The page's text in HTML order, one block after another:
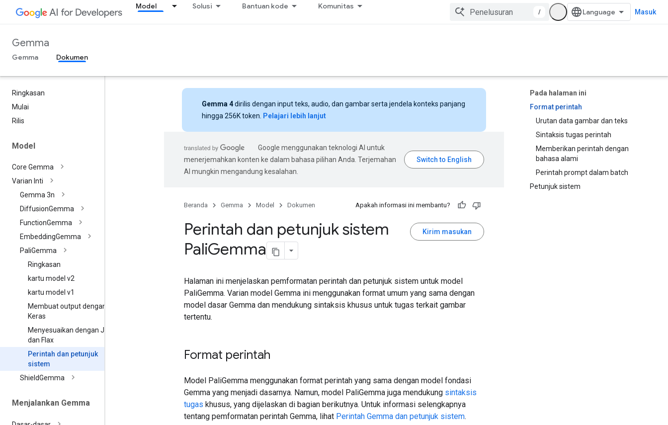
Model Solusi Bantuan kode Komunitas
/ Masuk
Gemma
Gemma Dokumen
Ringkasan
Mulai
Rilis
Model
Core Gemma
Varian Inti
Gemma 3n
DiffusionGemma
FunctionGemma
EmbeddingGemma
PaliGemma
Ringkasan
kartu model v2
kartu model v1
Membuat output dengan
Keras
Menyesuaikan dengan JAX
dan Flax
Perintah dan petunjuk
sistem
ShieldGemma
Menjalankan Gemma
Pada halaman ini
Format perintah
Urutan data gambar dan teks
Sintaksis tugas perintah
Memberikan perintah dengan
bahasa alami
Perintah prompt dalam batch
Petunjuk sistem
Gemma 4dirilis dengan input teks, audio, dan gambar serta jendela konteks panjang
hingga 256K token.
Pelajari lebih lanjut
Google menggunakan teknologi AI untuk
menerjemahkan konten ke dalam bahasa pilihan Anda. Terjemahan
AI mungkin mengandung kesalahan.
Beranda Gemma Model Dokumen Apakah informasi ini membantu?
Kirim masukan
Perintah dan petunjuk sistem
PaliGemma
Halaman ini menjelaskan pemformatan perintah dan petunjuk sistem untuk model
PaliGemma. Varian model Gemma ini menggunakan format umum yang sama dengan
model dasar Gemma dan mendukung sintaksis khusus untuk tugas terkait gambar
tertentu.
Format perintah
Model PaliGemma menggunakan format perintah yang sama dengan model fondasi
Gemma yang menjadi dasarnya. Namun, model PaliGemma juga mendukung sintaksis
tugas khusus, yang dijelaskan di bagian berikutnya. Untuk informasi selengkapnya
tentang pemformatan perintah Gemma, lihat Perintah Gemma dan petunjuk sistem.